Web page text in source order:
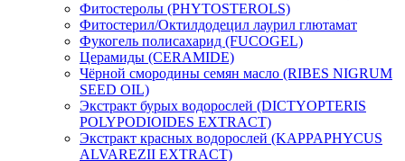
Фитостеролы (PHYTOSTEROLS)
Фитостерил/Октилдодецил лаурил глютамат
Фукогель полисахарид (FUCOGEL)
Церамиды (CERAMIDE)
Чёрной смородины семян масло (RIBES NIGRUM
SEED OIL)
Экстракт бурых водорослей (DICTYOPTERIS
POLYPODIOIDES EXTRACT)
Экстракт красных водорослей (KAPPAPHYCUS
ALVAREZII EXTRACT)